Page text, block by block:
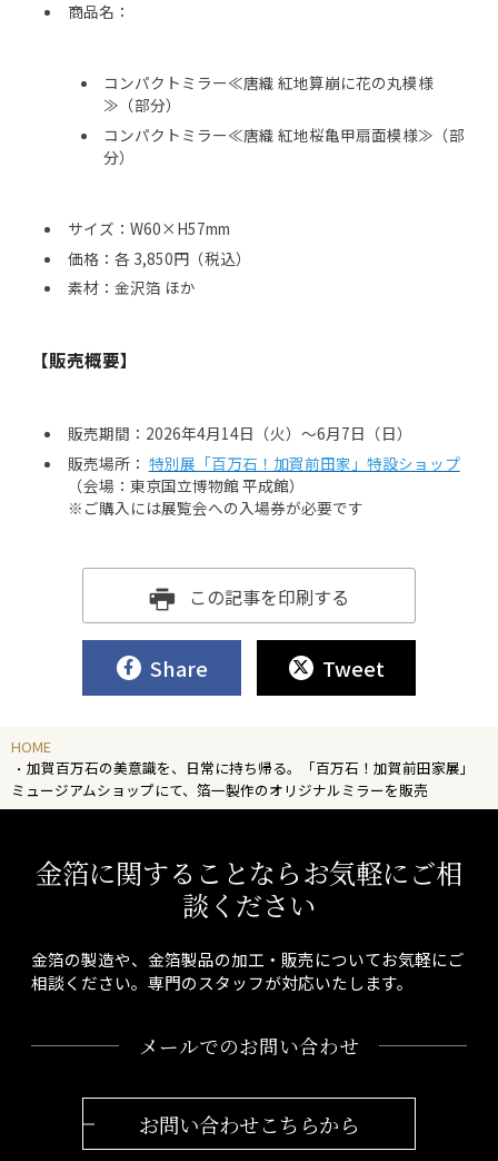
商品名：
コンパクトミラー≪唐織 紅地算崩に花の丸模様
≫（部分）
コンパクトミラー≪唐織 紅地桜亀甲扇面模様≫（部
分）
サイズ：W60×H57mm
価格：各 3,850円（税込）
素材：金沢箔 ほか
【販売概要】
販売期間：2026年4月14日（火）〜6月7日（日）
販売場所： 特別展「百万石！加賀前田家」特設ショップ
（会場：東京国立博物館 平成館）
※ご購入には展覧会への入場券が必要です
この記事を印刷する
Share Tweet
HOME
加賀百万石の美意識を、日常に持ち帰る。「百万石！加賀前田家展」
ミュージアムショップにて、箔一製作のオリジナルミラーを販売
金箔に関することならお気軽にご相
談ください
金箔の製造や、金箔製品の加工・販売についてお気軽にご
相談ください。専門のスタッフが対応いたします。
メールでのお問い合わせ
お問い合わせこちらから